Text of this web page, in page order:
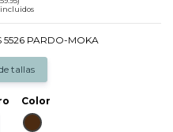
5526 PARDO-MOKA
tallas
Color
MARRON